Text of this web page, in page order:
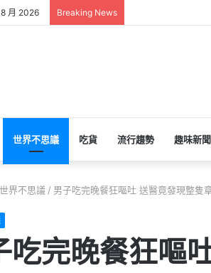
月 2026 Breaking News
世界不思議 吃貨 流行趨勢 趣味新聞
世界不思議 / 男子吃完晚餐狂嘔吐 送醫竟發現整隻
吃完晚餐狂嘔